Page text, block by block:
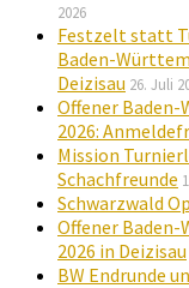
2026
Festzelt statt
Baden-
Deizisau 26. Juli
Offener
2026:
Mission
Schachfreunde
Schwarzwald
Offener
2026 in Deizisau
BW Endrunde